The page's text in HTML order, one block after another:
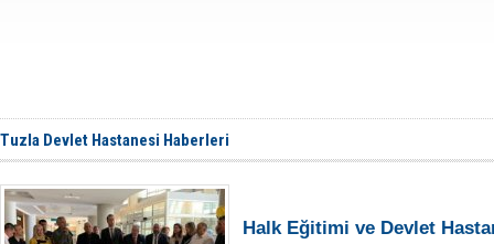
Tuzla Devlet Hastanesi Haberleri
Halk Eğitimi ve Devlet